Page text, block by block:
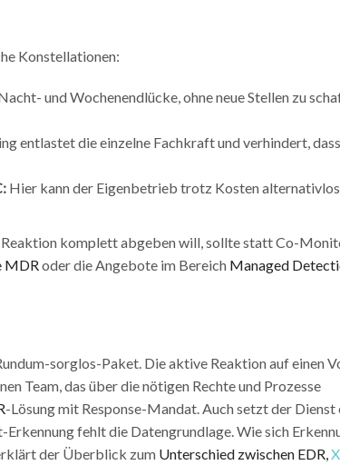
Konstellationen:
und Wochenendlücke, ohne neue Stellen zu
entlastet die einzelne Fachkraft und verhindert,
Hier kann der Eigenbetrieb trotz Kosten
komplett abgeben will, sollte statt Co-
MDRoder die Angebote im Bereich Managed
sorglos-Paket. Die aktive Reaktion auf einen
Team, das über die nötigen Rechte und Prozesse
-Lösung mit Response-Mandat. Auch setzt der Dienst
fehlt die Datengrundlage. Wie sich
der Überblick zum Unterschied zwischen EDR,